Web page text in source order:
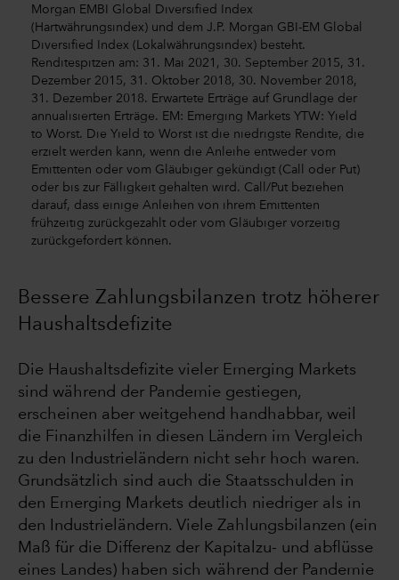
Morgan EMBI Global Diversified Index
(Hartwährungsindex) und dem J.P. Morgan GBI-EM Global
Diversified Index (Lokalwährungsindex) besteht.
Renditespitzen am: 31. Mai 2021, 30. September 2015, 31.
Dezember 2015, 31. Oktober 2018, 30. November 2018,
31. Dezember 2018. Erwartete Erträge auf Grundlage der
annualisierten Erträge. EM: Emerging Markets YTW: Yield
to Worst. Die Yield to Worst ist die niedrigste Rendite, die
erzielt werden kann, wenn die Anleihe entweder vom
Emittenten oder vom Gläubiger gekündigt (Call oder Put)
oder bis zur Fälligkeit gehalten wird. Call/Put beziehen
darauf, dass einige Anleihen von ihrem Emittenten
frühzeitig zurückgezahlt oder vom Gläubiger vorzeitig
zurückgefordert können.
Bessere Zahlungsbilanzen trotz höherer
Haushaltsdefizite
Die Haushaltsdefizite vieler Emerging Markets
sind während der Pandemie gestiegen,
erscheinen aber weitgehend handhabbar, weil
die Finanzhilfen in diesen Ländern im Vergleich
zu den Industrieländern nicht sehr hoch waren.
Grundsätzlich sind auch die Staatsschulden in
den Emerging Markets deutlich niedriger als in
den Industrieländern. Viele Zahlungsbilanzen (ein
Maß für die Differenz der Kapitalzu- und abflüsse
eines Landes) haben sich während der Pandemie